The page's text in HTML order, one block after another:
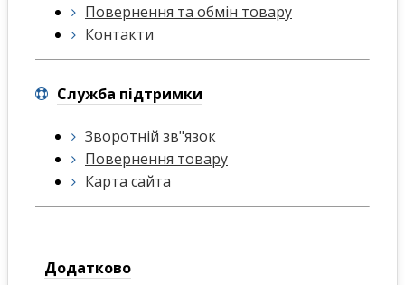
Повернення та обмін товару
Контакти
Служба підтримки
Зворотній зв"язок
Повернення товару
Карта сайта
Додатково